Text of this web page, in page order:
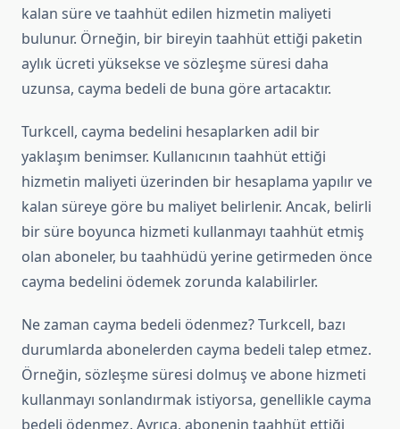
kalan süre ve taahhüt edilen hizmetin maliyeti
bulunur. Örneğin, bir bireyin taahhüt ettiği paketin
aylık ücreti yüksekse ve sözleşme süresi daha
uzunsa, cayma bedeli de buna göre artacaktır.
Turkcell, cayma bedelini hesaplarken adil bir
yaklaşım benimser. Kullanıcının taahhüt ettiği
hizmetin maliyeti üzerinden bir hesaplama yapılır ve
kalan süreye göre bu maliyet belirlenir. Ancak, belirli
bir süre boyunca hizmeti kullanmayı taahhüt etmiş
olan aboneler, bu taahhüdü yerine getirmeden önce
cayma bedelini ödemek zorunda kalabilirler.
Ne zaman cayma bedeli ödenmez? Turkcell, bazı
durumlarda abonelerden cayma bedeli talep etmez.
Örneğin, sözleşme süresi dolmuş ve abone hizmeti
kullanmayı sonlandırmak istiyorsa, genellikle cayma
bedeli ödenmez. Ayrıca, abonenin taahhüt ettiği